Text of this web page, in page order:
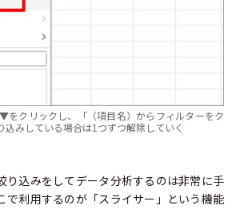
をクリックし、「（項目名）からフィルターをク
込みしている場合は1つずつ解除していく
込みをしてデータ分析するのは非常に手
で利用するのが「スライサー」という機能